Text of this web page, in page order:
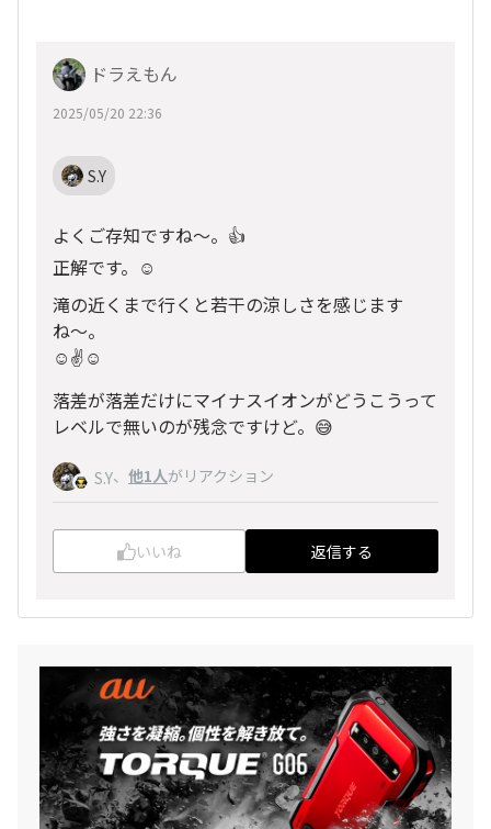
ドラえもん
2025/05/20 22:36
S.Y
よくご存知ですね〜。👍
正解です。☺️
滝の近くまで行くと若干の涼しさを感じます
ね〜。
☺️✌️☺️
落差が落差だけにマイナスイオンがどうこうって
レベルで無いのが残念ですけど。😅
S.Y、 他1人がリアクション
いいね 返信する